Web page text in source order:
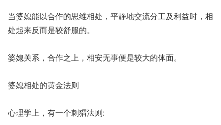
当婆媳能以合作的思维相处，平静地交流分工及利益时，相
处起来反而是较舒服的。
婆媳关系，合作之上，相安无事便是较大的体面。
婆媳相处的黄金法则
心理学上，有一个刺猬法则: